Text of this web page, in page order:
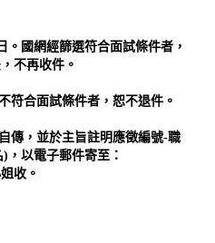
。國網經篩選符合面試條件者，
不再收件。
符合面試條件者，恕不退件。
傳，並於主旨註明應徵編號-職
，以電子郵件寄至：
收。